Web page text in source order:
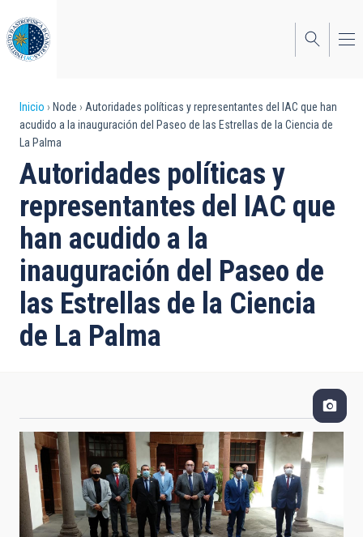
al
contenido
principal
Sobrescribir
enlaces
de
ayuda
a
la
navegación
Inicio Node
Autoridades políticas y representantes del IAC que han
acudido a la inauguración del Paseo de las Estrellas de la Ciencia de
La Palma
Autoridades políticas y
representantes del IAC que
han acudido a la
inauguración del Paseo de
las Estrellas de la Ciencia
de La Palma